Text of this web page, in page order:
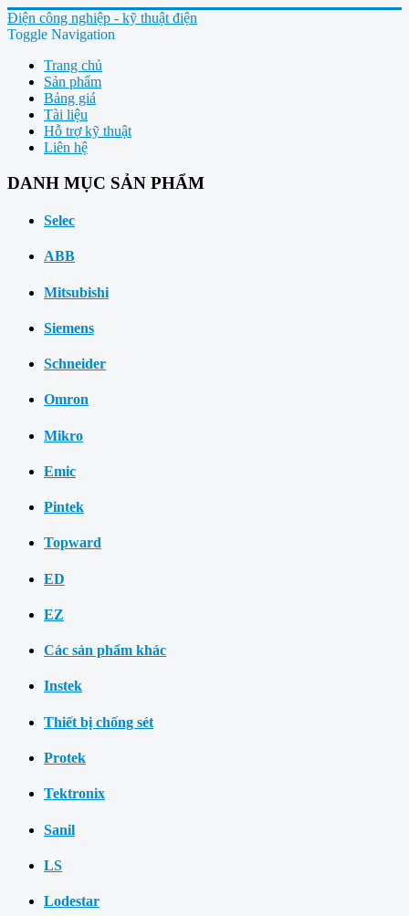
Điện công nghiệp - kỹ thuật điện
Toggle Navigation
Trang chủ
Sản phẩm
Bảng giá
Tài liệu
Hỗ trợ kỹ thuật
Liên hệ
DANH MỤC SẢN PHẨM
Selec
ABB
Mitsubishi
Siemens
Schneider
Omron
Mikro
Emic
Pintek
Topward
ED
EZ
Các sản phẩm khác
Instek
Thiết bị chống sét
Protek
Tektronix
Sanil
LS
Lodestar